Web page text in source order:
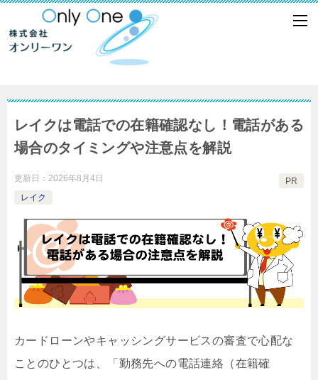
レイクは電話での在籍確認なし！電話がある
場合のタイミングや注意点を解説
更新日： 2026年8月4日
レイク
PR
カードローンやキャッシングサービスの審査で心配な
ことのひとつは、「勤務先への電話連絡（在籍確